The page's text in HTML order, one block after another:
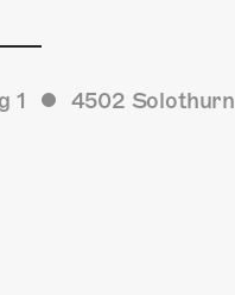
1 4502 Solothurn